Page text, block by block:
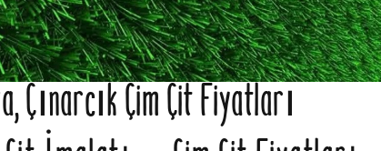
Çınarcık Çim Çit Fiyatları